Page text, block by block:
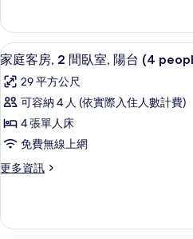
陽
台
(Chalet)
的
所
有
相
片
開
放
式
客
房,
陽
(Chalet)
的
情
顯
示
家
庭
客
2
臥
10
家庭客房, 2 間臥室, 陽台 (4
29 平方公尺
可容納 4 人 (依實際入住人數計費)
4 張單人床
免費無線上網
更多資訊
更
客